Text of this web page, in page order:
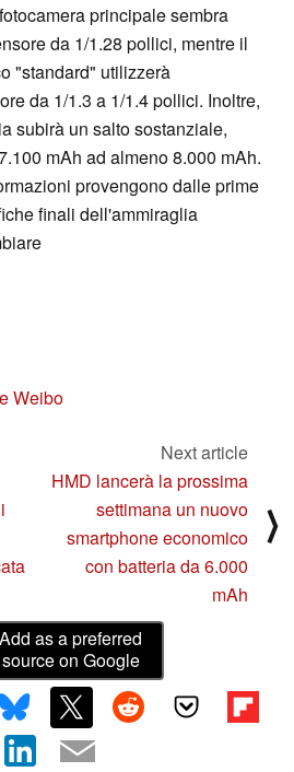
principale sembra
da 1/1.28 pollici, mentre il
"standard" utilizzerà
da 1/1.3 a 1/1.4 pollici. Inoltre,
subirà un salto sostanziale,
mAh ad almeno 8.000 mAh.
provengono dalle prime
finali dell'ammiraglia
Weibo
Next article
HMD lancerà la prossima
settimana un nuovo
smartphone economico
con batteria da 6.000
mAh
⟩
Add as a preferred
source on Google